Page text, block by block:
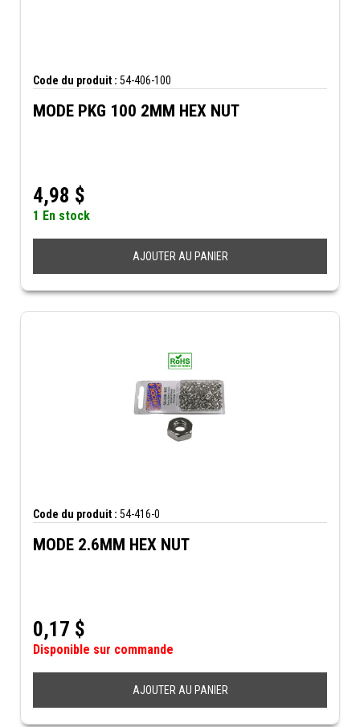
Code du produit : 54-406-100
MODE PKG 100 2MM HEX NUT
4,98 $
1 En stock
AJOUTER AU PANIER
Code du produit : 54-416-0
MODE 2.6MM HEX NUT
0,17 $
Disponible sur commande
AJOUTER AU PANIER